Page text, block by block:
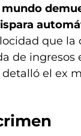
que la
de
el ex